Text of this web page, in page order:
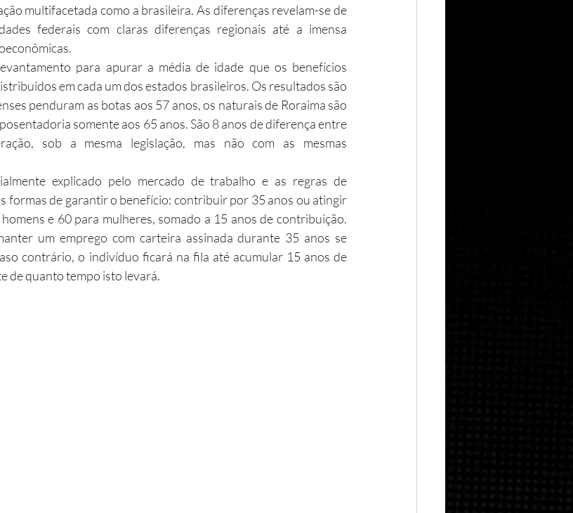
multifacetada como a brasileira. As diferenças revelam-se de
federais com claras diferenças regionais até a imensa
em cada um dos estados brasileiros. Os resultados são
penduram as botas aos 57 anos, os naturais de Roraima são
somente aos 65 anos. São 8 anos de diferença entre
sob a mesma legislação, mas não com as mesmas
formas de garantir o benefício: contribuir por 35 anos ou atingir
e 60 para mulheres, somado a 15 anos de contribuição.
um emprego com carteira assinada durante 35 anos se
contrário, o indivíduo ficará na fila até acumular 15 anos de
de quanto tempo isto levará.